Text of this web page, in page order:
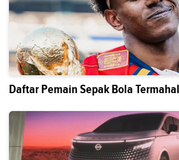
Daftar Pemain Sepak Bola